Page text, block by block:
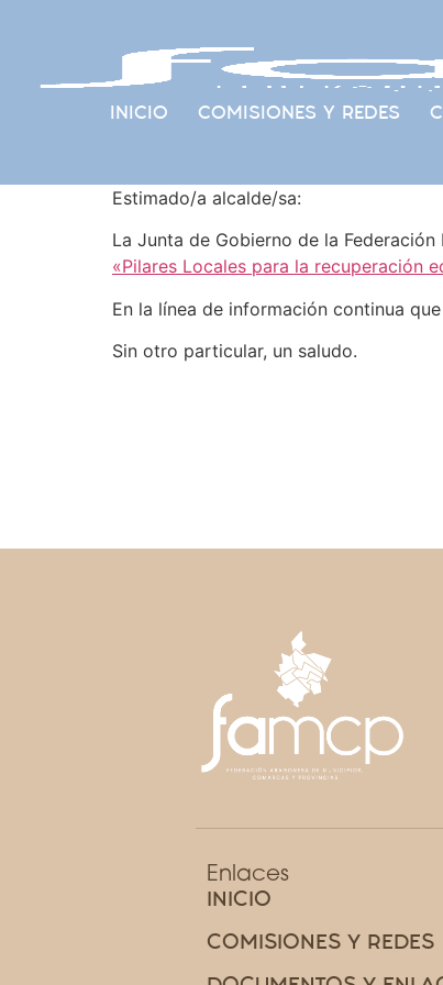
INICIO COMISIONES Y REDES
Estimado/a alcalde/sa:
La Junta de Gobierno de la
«Pilares Locales para la recuperación
En la línea de información continua
Sin otro particular, un saludo.
Enlaces
INICIO
COMISIONES Y REDES